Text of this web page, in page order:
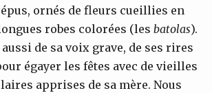
ornés de fleurs cueillies en
robes colorées (les batolas).
de sa voix grave, de ses rires
égayer les fêtes avec de vieilles
apprises de sa mère. Nous